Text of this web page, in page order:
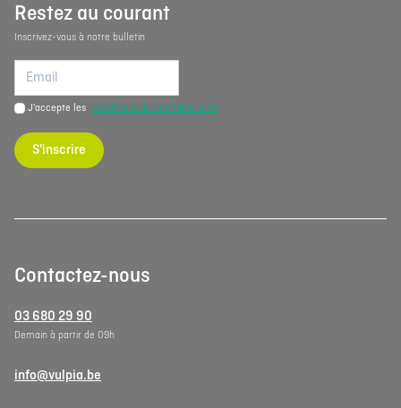
Restez au courant
Inscrivez-vous à notre bulletin
J'accepte les conditions de confidentialité
S'inscrire
Contactez-nous
03 680 29 90
Demain à partir de 09h
info@vulpia.be